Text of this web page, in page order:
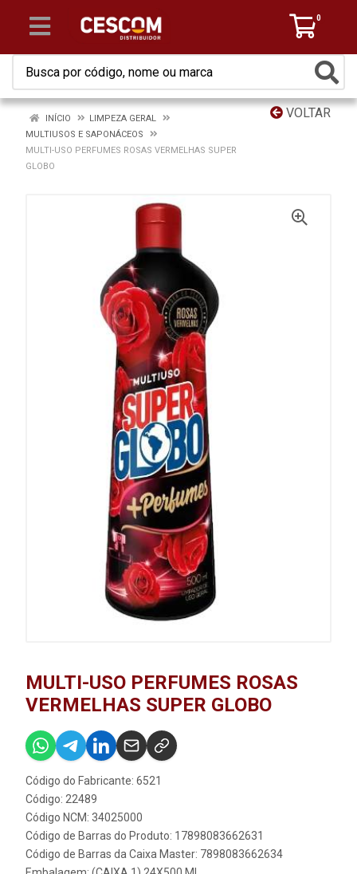
0
VOLTAR
INÍCIO
LIMPEZA GERAL
MULTIUSOS E SAPONÁCEOS
MULTI-USO PERFUMES ROSAS VERMELHAS SUPER
GLOBO
MULTI-USO PERFUMES ROSAS
VERMELHAS SUPER GLOBO
Código do Fabricante: 6521
Código: 22489
Código NCM: 34025000
Código de Barras do Produto: 17898083662631
Código de Barras da Caixa Master: 7898083662634